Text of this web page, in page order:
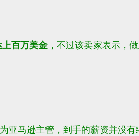
百万美金， 不过该卖家表示，
马逊主管，到手的薪资并没有